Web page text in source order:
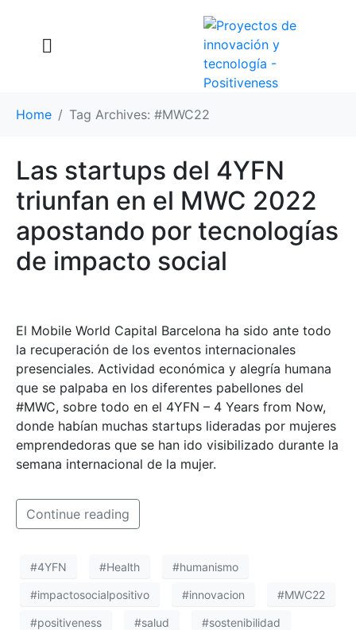
Home Tag Archives: #MWC22
Las startups del 4YFN
triunfan en el MWC 2022
apostando por tecnologías
de impacto social
El Mobile World Capital Barcelona ha sido ante todo
la recuperación de los eventos internacionales
presenciales. Actividad económica y alegría humana
que se palpaba en los diferentes pabellones del
#MWC, sobre todo en el 4YFN – 4 Years from Now,
donde habían muchas startups lideradas por mujeres
emprendedoras que se han ido visibilizado durante la
semana internacional de la mujer.
Continue reading
#4YFN #Health #humanismo
#impactosocialpositivo #innovacion #MWC22
#positiveness #salud #sostenibilidad